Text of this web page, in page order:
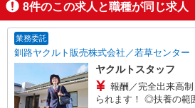
8件のこの求人と職種が同じ求人
業務委託
釧路ヤクルト販売株式会社／若草センター
ヤクルトスタッフ
報酬／完全出来高制 ☆少日数から気軽に始め
られます！ ◎扶養の範